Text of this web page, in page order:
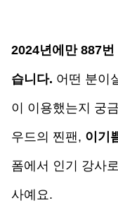
2024년에만 887
습니다. 어떤 분이
이 이용했는지 궁
우드의 찐팬, 이기
폼에서 인기 강사
사예요.